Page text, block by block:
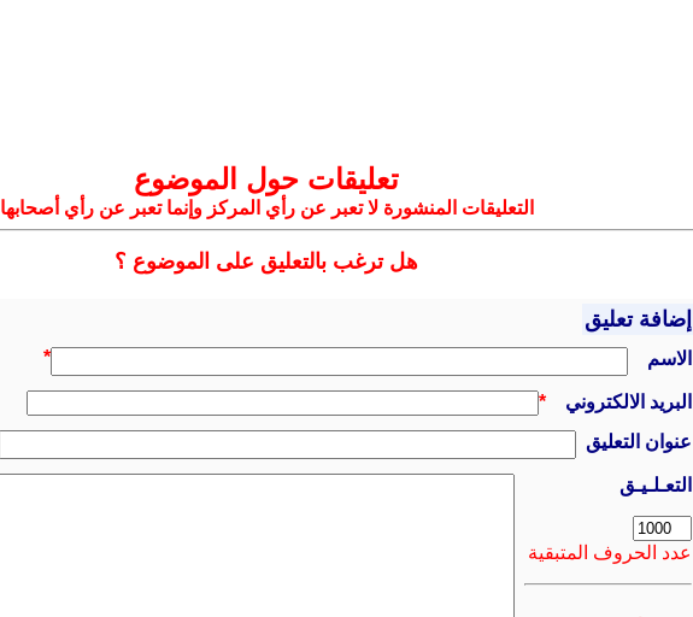
تعليقات حول الموضوع
التعليقات المنشورة لا تعبر عن رأي المركز وإنما تعبر عن رأي أصحابها
هل ترغب بالتعليق على الموضوع ؟
إضافة تعليق
الاسم *
البريد الالكتروني
*
عنوان التعليق
التعـلـيـق
عدد الحروف المتبقية